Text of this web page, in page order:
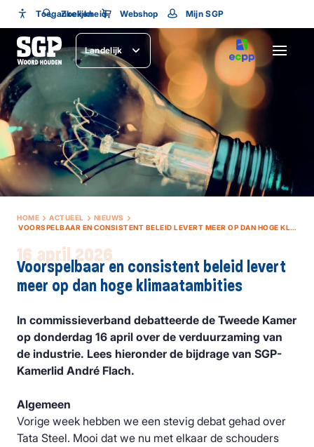
Toegankelijkheid
Toegankelijkheid
Lettergrootte
Zoeken Webshop Mijn SGP
Landelijk SLUITEN
HOME ACTUEEL
NIEUWS
VOORSPELBAAR EN CONSISTENT BELEID LEVERT MEER OP DAN HOGE KLIMAATAMBITIES
16 april 2026
Voorspelbaar en consistent beleid levert
meer op dan hoge klimaatambities
In commissieverband debatteerde de Tweede Kamer
op donderdag 16 april over de verduurzaming van
de industrie. Lees hieronder de bijdrage van SGP-
Kamerlid André Flach.
Algemeen
Vorige week hebben we een stevig debat gehad over
Tata Steel. Mooi dat we nu met elkaar de schouders